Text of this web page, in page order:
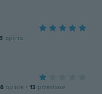
opinie
opinie · 13 przesłane